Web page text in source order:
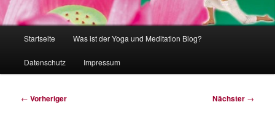
Startseite Was ist der Yoga und Meditation Blog?
Datenschutz Impressum
Beitragsnavigation
← Vorheriger Nächster →